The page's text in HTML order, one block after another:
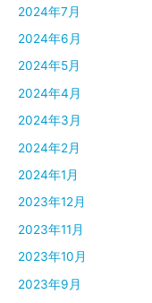
2024年7月
2024年6月
2024年5月
2024年4月
2024年3月
2024年2月
2024年1月
2023年12月
2023年11月
2023年10月
2023年9月